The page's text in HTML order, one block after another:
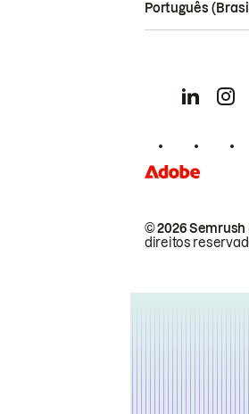
© 2026 Semrush
direitos
Português